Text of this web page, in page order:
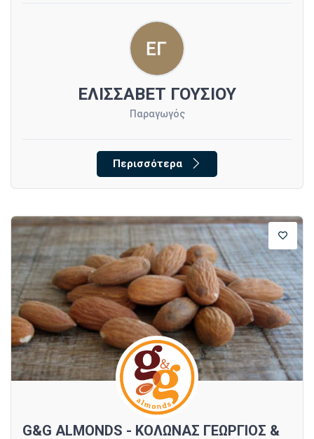
ΕΛΙΣΣΑΒΕΤ ΓΟΥΣΙΟΥ
Παραγωγός
Περισσότερα
G&G ALMONDS - ΚΟΛΩΝΑΣ ΓΕΩΡΓΙΟΣ &